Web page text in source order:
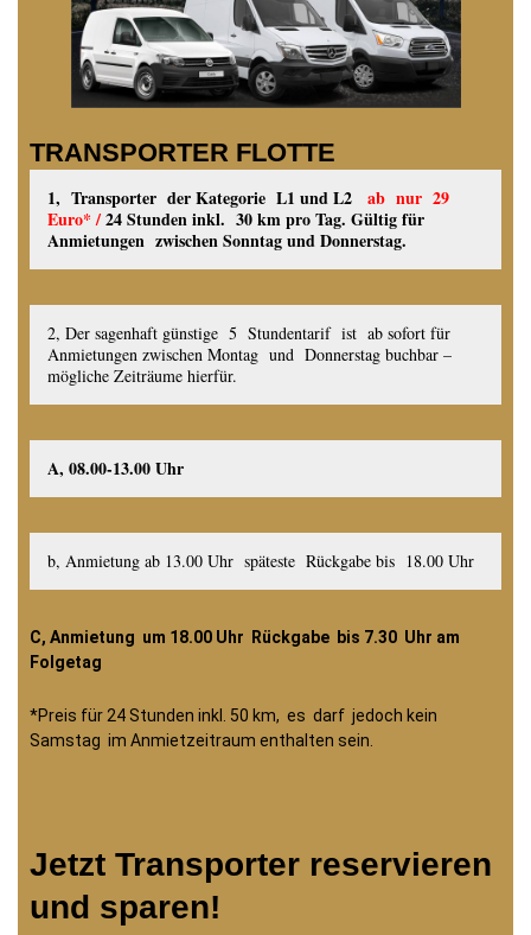
TRANSPORTER FLOTTE
1, Transporter der Kategorie L1 und L2
ab nur 29
Euro* /24 Stunden inkl. 30 km pro Tag. Gültig für
Anmietungen zwischen Sonntag und Donnerstag.
2, Der sagenhaft günstige 5 Stundentarif ist ab sofort für
Anmietungen zwischen Montag und Donnerstag buchbar –
mögliche Zeiträume hierfür.
A, 08.00-13.00 Uhr
b, Anmietung ab 13.00 Uhr späteste Rückgabe bis 18.00 Uhr
C, Anmietung um 18.00 Uhr Rückgabe bis 7.30 Uhr am
Folgetag
*Preis für 24 Stunden inkl. 50 km, es darf jedoch kein
Samstag im Anmietzeitraum enthalten sein.
Jetzt Transporter reservieren
und sparen!